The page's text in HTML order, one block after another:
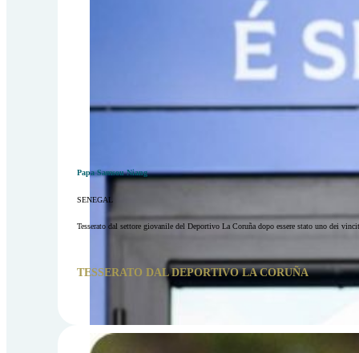
Papa Samsou Niang
SENEGAL
Tesserato dal settore giovanile del Deportivo La Coruña dopo essere stato uno dei
TESSERATO DAL DEPORTIVO LA CORUÑA